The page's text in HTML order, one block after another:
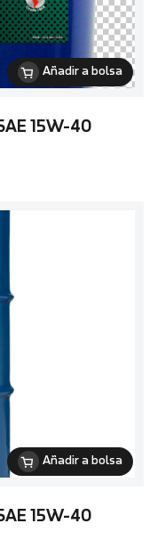
Añadir a bolsa
15W-40
Añadir a bolsa
15W-40